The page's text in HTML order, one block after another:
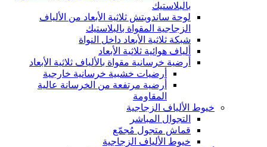
بالبلاستيك
لوحة ساندويتش ثلاثية الأبعاد من الألياف
الزجاجية المقواة بالبلاستيك
شبكة ثلاثية الأبعاد داخل النواة
ألياف هوائية ثلاثية الأبعاد
أرضية خرسانية مقواة بالألياف ثلاثية الأبعاد
أرضيات خشبية خرسانية خارجية
أرضية مرتفعة من الخرسانة عالية
المقاومة
خيوط الألياف الزجاجية
التجوال المباشر
قماش متجول مُجمّع
خيوط الألياف الزجاجية